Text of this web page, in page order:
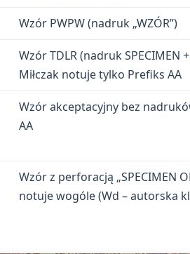
Wzór PWPW (nadruk „WZÓR”)
Wzór TDLR (nadruk SPECIMEN
Miłczak notuje tylko Prefiks AA
Wzór akceptacyjny bez
AA
Wzór z perforacją „SPECIMEN
notuje wogóle (Wd – autorska